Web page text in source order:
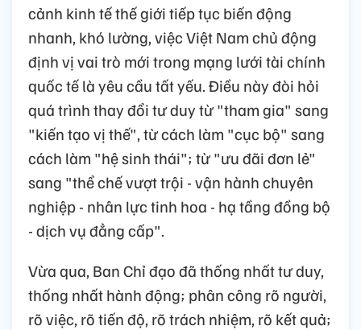
cảnh kinh tế thế giới tiếp tục biến động
nhanh, khó lường, việc Việt Nam chủ động
định vị vai trò mới trong mạng lưới tài chính
quốc tế là yêu cầu tất yếu. Điều này đòi hỏi
quá trình thay đổi tư duy từ "tham gia" sang
"kiến tạo vị thế", từ cách làm "cục bộ" sang
cách làm "hệ sinh thái"; từ "ưu đãi đơn lẻ"
sang "thể chế vượt trội - vận hành chuyên
nghiệp - nhân lực tinh hoa - hạ tầng đồng bộ
- dịch vụ đẳng cấp".
Vừa qua, Ban Chỉ đạo đã thống nhất tư duy,
thống nhất hành động; phân công rõ người,
rõ việc, rõ tiến độ, rõ trách nhiệm, rõ kết quả;